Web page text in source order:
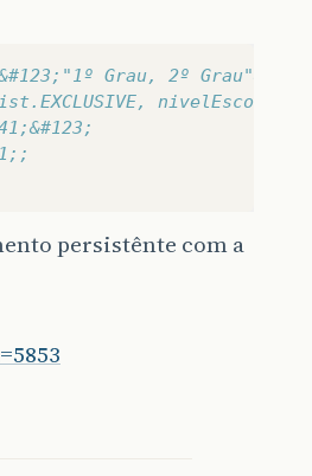
Grau, 2º
nivelEscolar,
persistênte com a